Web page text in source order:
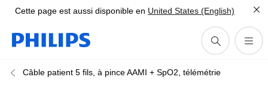
Cette page est aussi disponible en United States (English)
Câble patient 5 fils, à pince AAMI + SpO2, télémétrie